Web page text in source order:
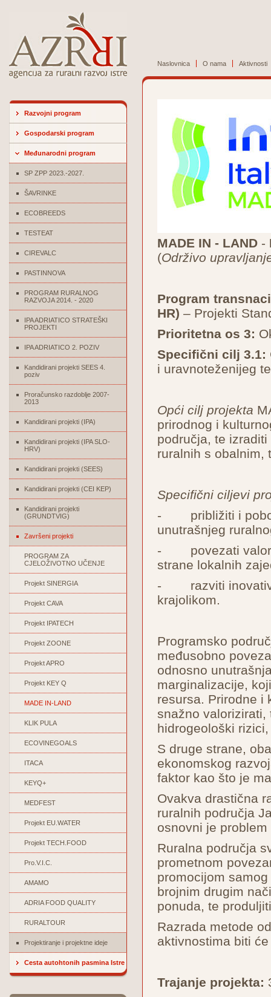
Naslovnica O nama Aktivnosti
Razvojni program
Gospodarski program
Međunarodni program
SP ZPP 2023.-2027.
ŠAVRINKE
ECOBREEDS
TESTEAT
CIREVALC
PASTINNOVA
PROGRAM RURALNOG
RAZVOJA 2014. - 2020
IPA ADRIATICO STRATEŠKI
PROJEKTI
IPA ADRIATICO 2. POZIV
Kandidirani projekti SEES 4.
poziv
Proračunsko razdoblje 2007-
2013
Kandidirani projekti (IPA)
Kandidirani projekti (IPA SLO-
HRV)
Kandidirani projekti (SEES)
Kandidirani projekti (CEI KEP)
Kandidirani projekti
(GRUNDTVIG)
Završeni projekti
PROGRAM ZA
CJELOŽIVOTNO UČENJE
Projekt SINERGIA
Projekt CAVA
Projekt IPATECH
Projekt ZOONE
Projekt APRO
Projekt KEY Q
MADE IN-LAND
KLIK PULA
ECOVINEGOALS
ITACA
KEYQ+
MEDFEST
Projekt EU.WATER
Projekt TECH.FOOD
Pro.V.I.C.
AMAMO
ADRIA FOOD QUALITY
RURALTOUR
Projektiranje i projektne ideje
Cesta autohtonih pasmina Istre
MADE IN - LAND -
(Održivo
Program
HR) – Projekti
Prioritetna os 3:
Specifični cilj 3.1:
i uravnoteženijeg
Opći cilj projekta
prirodnog i
područja, te
ruralnih s obalnim,
Specifični ciljevi
- približiti i
unutrašnjeg
- povezati
strane lokalnih
- razviti
krajolikom.
Programsko
međusobno
odnosno
marginalizacije,
resursa. Prirodne i
snažno valorizirati,
hidrogeološki
S druge strane,
ekonomskog
faktor kao što je
Ovakva drastična
ruralnih područja
osnovni je
Ruralna područja
prometnom
promocijom
brojnim drugim
ponuda, te
Razrada metode
aktivnostima biti
Trajanje projekta: